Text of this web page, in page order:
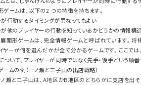
ゲームは、以下の2 つの特徴を持ちます。
が行動するタイミングが異なってもよい
が他のプレイヤーの行動を知っているかどうかの情報構
開形ゲームは、完全情報ゲームと呼ばれています。
ヤーが何を選んだかが全て分かるゲームです。ここで
ついて、プレイヤーが同時ではなく先手・後手という順
ームの例（一ノ瀬と二子山の出店戦略）
瀬と二子山は、A地区かB地区のどちらかに支店を出